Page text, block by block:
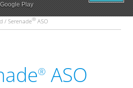
Play
/ Serenade® ASO
® ASO